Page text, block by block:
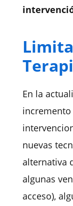
En la
nuevas
alternativa
algunas
acceso),